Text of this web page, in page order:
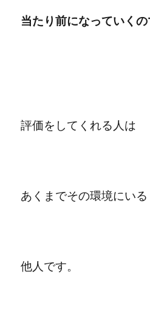
当たり前になっていくの
評価をしてくれる人は
あくまでその環境にいる
他人です。